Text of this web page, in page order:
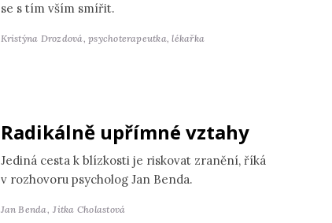
se s tím vším smířit.
Kristýna Drozdová,psychoterapeutka, lékařka
Radikálně upřímné vztahy
Jediná cesta k blízkosti je riskovat zranění, říká
v rozhovoru psycholog Jan Benda.
Jan Benda, Jitka Cholastová